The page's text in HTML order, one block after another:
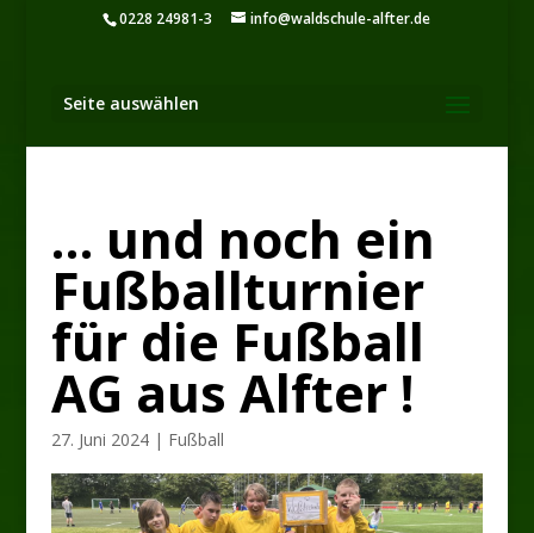
0228 24981-3 info@waldschule-alfter.de
Seite auswählen
… und noch ein
Fußballturnier
für die Fußball
AG aus Alfter !
27. Juni 2024| Fußball